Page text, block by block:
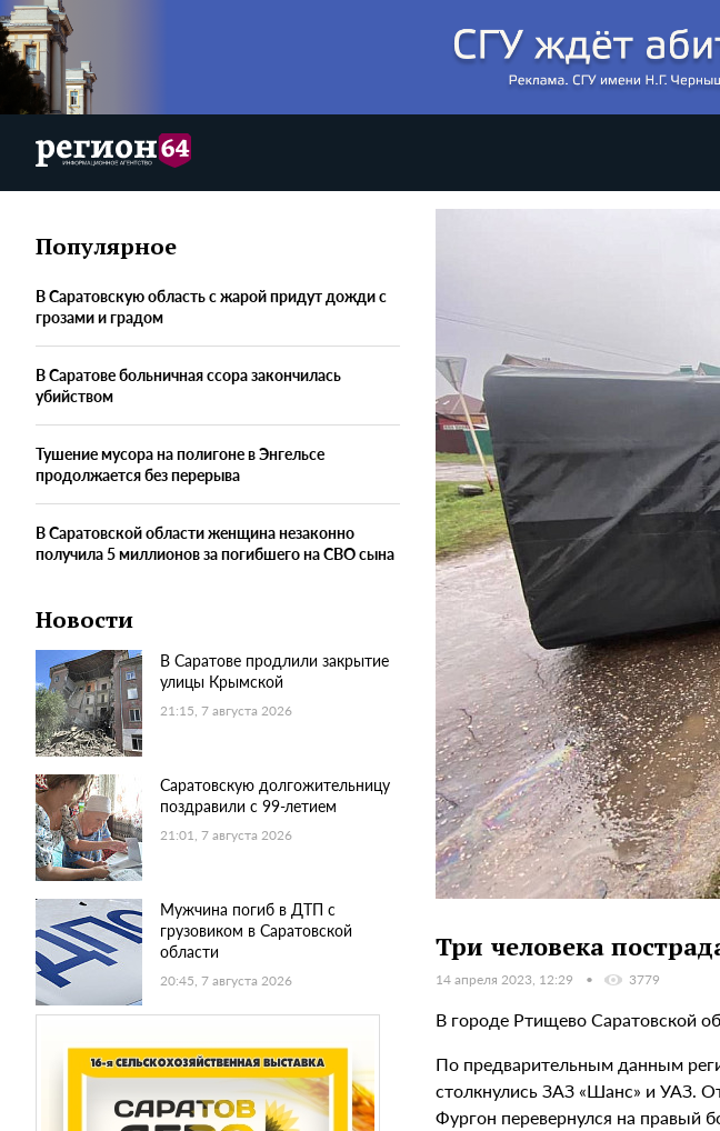
Популярное
В Саратовскую область с жарой придут дожди с
грозами и градом
В Саратове больничная ссора закончилась
убийством
Тушение мусора на полигоне в Энгельсе
продолжается без перерыва
В Саратовской области женщина незаконно
получила 5 миллионов за погибшего на СВО сына
Новости
В Саратове продлили закрытие
улицы Крымской
21:15, 7 августа 2026
Саратовскую долгожительницу
поздравили с 99-летием
21:01, 7 августа 2026
Мужчина погиб в ДТП с
грузовиком в Саратовской
области
20:45, 7 августа 2026
Три человека
14 апреля 2023, 12:29 3779
В городе Ртищево Саратовской
По предварительным данным
столкнулись ЗАЗ «Шанс» и УАЗ.
Фургон перевернулся на правый